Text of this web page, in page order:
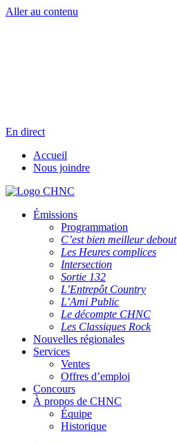
Aller au contenu
En direct
Accueil
Nous joindre
Émissions
Programmation
C’est bien meilleur debout
Les Heures complices
Intersection
Sortie 132
L’Entrepôt Country
L’Ami Public
Le décompte CHNC
Les Classiques Rock
Nouvelles régionales
Services
Ventes
Offres d’emploi
Concours
À propos de CHNC
Équipe
Historique